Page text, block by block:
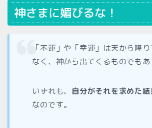
神さまに媚びるな！
「不運」や「幸運」は天から降
なく、神から出てくるものでもあ
いずれも、 自分がそれを求めた
なのです。